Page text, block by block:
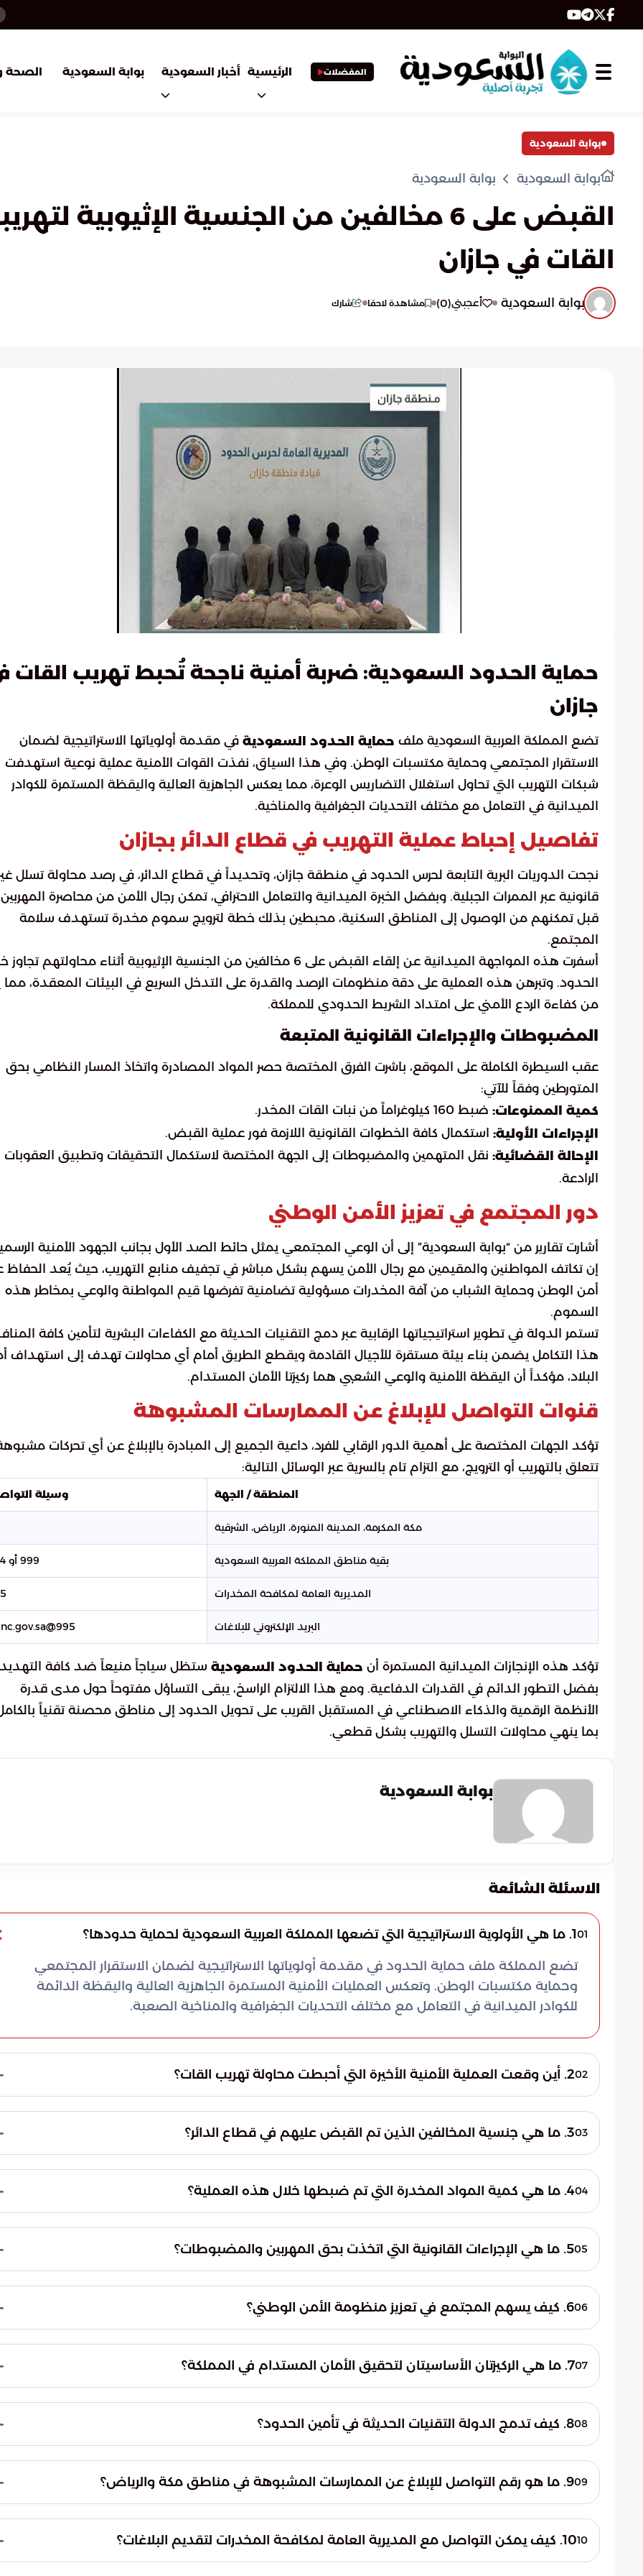
المفضلات الرئيسية أخبار السعودية بوابة السعودية الصحة
بوابة السعودية
بوابة السعودية بوابة السعودية
القات في جازان
بوابة السعودية أعجبني(
0
) مشاهدة لاحقا شارك
حماية الحدود السعودية: ضربة أمنية ناجحة تُحبط تهريب القات
جازان
تضع المملكة العربية السعودية ملف حماية الحدود السعودية في مقدمة أولوياتها الاستراتيجية لضمان
الاستقرار المجتمعي وحماية مكتسبات الوطن. وفي هذا السياق، نفذت القوات الأمنية عملية نوعية استهدفت
شبكات التهريب التي تحاول استغلال التضاريس الوعرة، مما يعكس الجاهزية العالية واليقظة المستمرة للكوادر
الميدانية في التعامل مع مختلف التحديات الجغرافية والمناخية.
تفاصيل إحباط عملية التهريب في قطاع الدائر بجازان
نجحت الدوريات البرية التابعة لحرس الحدود في منطقة جازان، وتحديداً في قطاع الدائر، في رصد محاولة تسلل
قانونية عبر الممرات الجبلية. وبفضل الخبرة الميدانية والتعامل الاحترافي، تمكن رجال الأمن من محاصرة المهربين
قبل تمكنهم من الوصول إلى المناطق السكنية، محبطين بذلك خطة لترويج سموم مخدرة تستهدف سلامة
المجتمع.
أسفرت هذه المواجهة الميدانية عن إلقاء القبض على 6 مخالفين من الجنسية الإثيوبية أثناء محاولتهم
الحدود. وتبرهن هذه العملية على دقة منظومات الرصد والقدرة على التدخل السريع في البيئات المعقدة، مما
من كفاءة الردع الأمني على امتداد الشريط الحدودي للمملكة.
المضبوطات والإجراءات القانونية المتبعة
عقب السيطرة الكاملة على الموقع، باشرت الفرق المختصة حصر المواد المصادرة واتخاذ المسار النظامي بحق
المتورطين وفقاً للآتي:
كمية الممنوعات: ضبط 160 كيلوغراماً من نبات القات المخدر.
الإجراءات الأولية: استكمال كافة الخطوات القانونية اللازمة فور عملية القبض.
الإحالة القضائية: نقل المتهمين والمضبوطات إلى الجهة المختصة لاستكمال التحقيقات وتطبيق العقوبات
الرادعة.
دور المجتمع في تعزيز الأمن الوطني
أشارت تقارير من “بوابة السعودية” إلى أن الوعي المجتمعي يمثل حائط الصد الأول بجانب الجهود الأمنية
إن تكاتف المواطنين والمقيمين مع رجال الأمن يسهم بشكل مباشر في تجفيف منابع التهريب، حيث يُعد الحفاظ
أمن الوطن وحماية الشباب من آفة المخدرات مسؤولية تضامنية تفرضها قيم المواطنة والوعي بمخاطر هذه
السموم.
تستمر الدولة في تطوير استراتيجياتها الرقابية عبر دمج التقنيات الحديثة مع الكفاءات البشرية لتأمين كافة
هذا التكامل يضمن بناء بيئة مستقرة للأجيال القادمة ويقطع الطريق أمام أي محاولات تهدف إلى استهداف
البلاد، مؤكداً أن اليقظة الأمنية والوعي الشعبي هما ركيزتا الأمان المستدام.
قنوات التواصل للإبلاغ عن الممارسات المشبوهة
تؤكد الجهات المختصة على أهمية الدور الرقابي للفرد، داعية الجميع إلى المبادرة بالإبلاغ عن أي تحركات
تتعلق بالتهريب أو الترويج، مع التزام تام بالسرية عبر الوسائل التالية:
المنطقة / الجهة وسيلة
مكة المكرمة، المدينة المنورة، الرياض، الشرقية
بقية مناطق المملكة العربية السعودية 999 أو 994
المديرية العامة لمكافحة المخدرات
البريد الإلكتروني للبلاغات 995@gdnc.gov.sa
تؤكد هذه الإنجازات الميدانية المستمرة أن حماية الحدود السعودية ستظل سياجاً منيعاً ضد كافة
بفضل التطور الدائم في القدرات الدفاعية. ومع هذا الالتزام الراسخ، يبقى التساؤل مفتوحاً حول مدى قدرة
الأنظمة الرقمية والذكاء الاصطناعي في المستقبل القريب على تحويل الحدود إلى مناطق محصنة تقنياً
بما ينهي محاولات التسلل والتهريب بشكل قطعي.
بوابة السعودية
الاسئلة الشائعة
011. ما هي الأولوية الاستراتيجية التي تضعها المملكة العربية السعودية لحماية حدودها؟
تضع المملكة ملف حماية الحدود في مقدمة أولوياتها الاستراتيجية لضمان الاستقرار المجتمعي
وحماية مكتسبات الوطن. وتعكس العمليات الأمنية المستمرة الجاهزية العالية واليقظة الدائمة
للكوادر الميدانية في التعامل مع مختلف التحديات الجغرافية والمناخية الصعبة.
022. أين وقعت العملية الأمنية الأخيرة التي أحبطت محاولة تهريب القات؟
استغلت الفرق الأمنية خبرتها الميدانية لمحاصرة المهربين في الممرات الجبلية الوعرة قبل وصولهم إلى
المناطق السكنية المأهولة.
033. ما هي جنسية المخالفين الذين تم القبض عليهم في قطاع الدائر؟
تم ضبطهم أثناء محاولتهم تجاوز خط الحدود السعودية بطريقة غير قانونية، مما يبرهن على دقة
منظومات الرصد والقدرة على التدخل السريع.
044. ما هي كمية المواد المخدرة التي تم ضبطها خلال هذه العملية؟
هذه الممنوعات فور السيطرة الكاملة على الموقع لاتخاذ الإجراءات النظامية اللازمة بحق المتورطين
والمضبوطات.
055. ما هي الإجراءات القانونية التي اتخذت بحق المهربين والمضبوطات؟
إحالة المتهمين مع المواد المصادرة إلى الجهة المختصة لاستكمال التحقيقات وتطبيق العقوبات
الرادعة التي ينص عليها النظام في المملكة.
066. كيف يسهم المجتمع في تعزيز منظومة الأمن الوطني؟
والمقيمين في تجفيف منابع التهريب. وتعتبر حماية الشباب من آفة المخدرات مسؤولية تضامنية
تفرضها قيم المواطنة والوعي بمخاطر هذه السموم.
077. ما هي الركيزتان الأساسيتان لتحقيق الأمان المستدام في المملكة؟
للأجيال القادمة. هذا التكامل يقطع الطريق أمام أي محاولات تستهدف أمن البلاد، ويدعم توجه
الدولة في تطوير استراتيجياتها الرقابية المستمرة.
088. كيف تدمج الدولة التقنيات الحديثة في تأمين الحدود؟
المنافذ الحدودية. ويهدف هذا التوجه إلى تحويل الحدود إلى مناطق محصنة تقنياً بالكامل، مما يرفع
من كفاءة الردع الأمني ضد عمليات التسلل.
099. ما هو رقم التواصل للإبلاغ عن الممارسات المشبوهة في مناطق مكة والرياض؟
عن أي نشاط مشبوه عبر الاتصال بالرقم 911. تلتزم الجهات المختصة بالسرية التامة في التعامل مع
البلاغات المتعلقة بالتهريب أو الترويج.
1010. كيف يمكن التواصل مع المديرية العامة لمكافحة المخدرات لتقديم البلاغات؟